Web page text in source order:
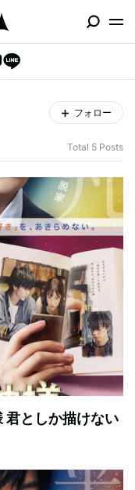
フォロー
Total 5 Posts
君としか描けない